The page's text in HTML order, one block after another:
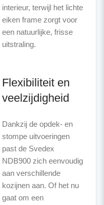
interieur, terwijl het lichte
eiken frame zorgt voor
een natuurlijke, frisse
uitstraling.
Flexibiliteit en
veelzijdigheid
Dankzij de opdek- en
stompe uitvoeringen
past de Svedex
NDB900 zich eenvoudig
aan verschillende
kozijnen aan. Of het nu
gaat om een